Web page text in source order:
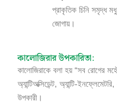
প্রাকৃতিক চিনি সমৃদ্ধ
জোগায়।
কালোজিরার উপকারিতা:
কালোজিরাকে বলা হয় “সব রোগের
অ্যান্টিঅক্সিডেন্ট, অ্যান্টি-
উপকারী।